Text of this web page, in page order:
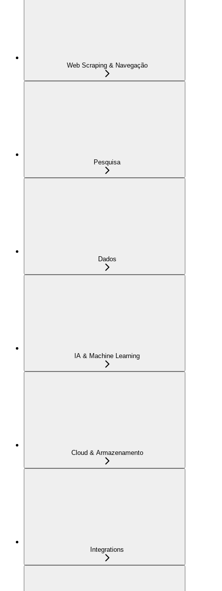
Web Scraping & Navegação
Pesquisa
Dados
IA & Machine Learning
Cloud & Armazenamento
Integrations